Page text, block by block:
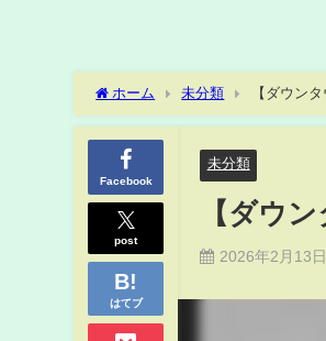
ホーム 未分類 【ダウン
Facebook
post
はてブ
未分類
【ダウ
2026年2月13日